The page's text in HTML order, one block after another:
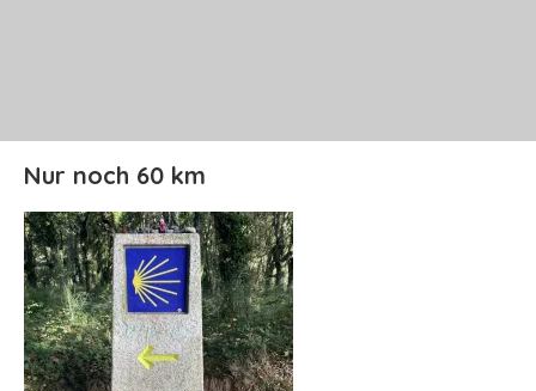
Nur noch 60 km